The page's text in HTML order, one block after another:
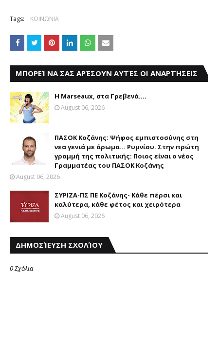
Tags: ΚΟΙΝΩΝΙΑ
ΜΠΟΡΕΊ ΝΑ ΣΑΣ ΑΡΈΣΟΥΝ ΑΥΤΈΣ ΟΙ ΑΝΑΡΤΉΣΕΙΣ
Η Marseaux, στα Γρεβενά….
August 06, 2026
ΠΑΣΟΚ Κοζάνης: Ψήφος εμπιστοσύνης στη
νεα γενιά με άρωμα... Ρυμνίου. Στην πρώτη
γραμμή της πολιτικής: Ποιος είναι ο νέος
Γραμματέας του ΠΑΣΟΚ Κοζάνης
August 06, 2026
ΣΥΡΙΖΑ-ΠΣ ΠΕ Κοζάνης- Κάθε πέρσι και
καλύτερα, κάθε φέτος και χειρότερα
August 06, 2026
ΔΗΜΟΣΊΕΥΣΗ ΣΧΟΛΊΟΥ
0 Σχόλια